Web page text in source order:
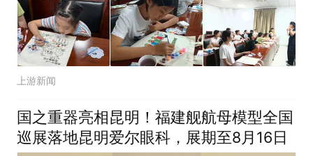
上游新闻
国之重器亮相昆明！福建舰航母模型全国
巡展落地昆明爱尔眼科，展期至8月16日